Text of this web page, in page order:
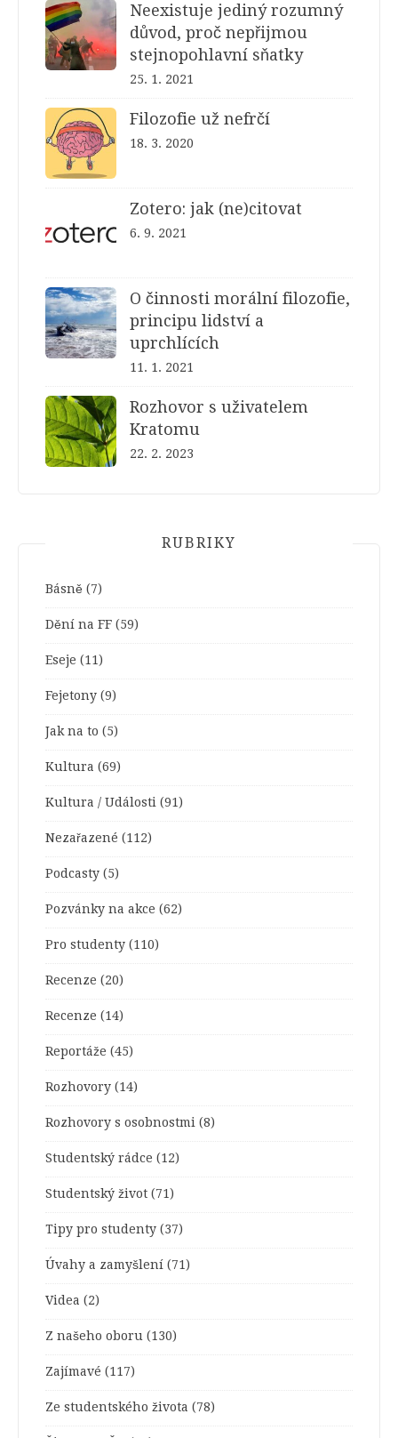
Neexistuje jediný rozumný
důvod, proč nepřijmou
stejnopohlavní sňatky
25. 1. 2021
Filozofie už nefrčí
18. 3. 2020
Zotero: jak (ne)citovat
6. 9. 2021
O činnosti morální filozofie,
principu lidství a
uprchlících
11. 1. 2021
Rozhovor s uživatelem
Kratomu
22. 2. 2023
RUBRIKY
Básně (7)
Dění na FF (59)
Eseje (11)
Fejetony (9)
Jak na to (5)
Kultura (69)
Kultura / Události (91)
Nezařazené (112)
Podcasty (5)
Pozvánky na akce (62)
Pro studenty (110)
Recenze (20)
Recenze (14)
Reportáže (45)
Rozhovory (14)
Rozhovory s osobnostmi (8)
Studentský rádce (12)
Studentský život (71)
Tipy pro studenty (37)
Úvahy a zamyšlení (71)
Videa (2)
Z našeho oboru (130)
Zajímavé (117)
Ze studentského života (78)